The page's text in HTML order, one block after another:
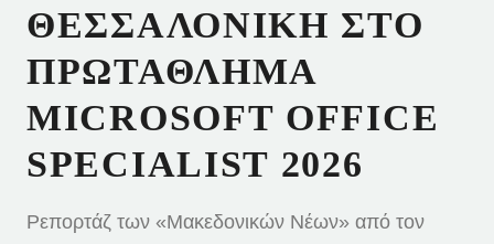
ΘΕΣΣΑΛΟΝΊΚΗ ΣΤΟ
ΠΡΩΤΆΘΛΗΜΑ
MICROSOFT OFFICE
SPECIALIST 2026
Ρεπορτάζ των «Μακεδονικών Νέων» από τον